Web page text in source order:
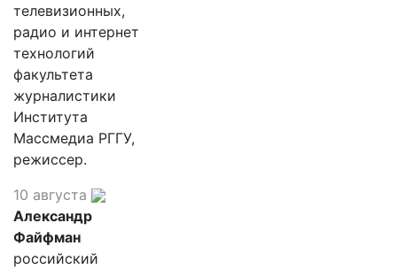
телевизионных,
радио и интернет
технологий
факультета
журналистики
Института
Массмедиа РГГУ,
режиссер.
10 августа
Александр
Файфман
российский